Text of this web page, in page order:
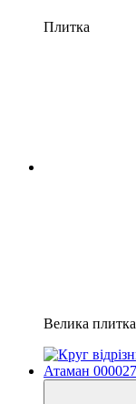
Плитка
Велика плитка